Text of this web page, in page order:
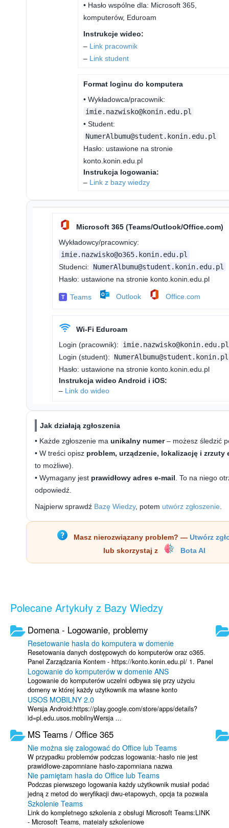
• Hasło wspólne dla: Microsoft 365,
komputerów, Eduroam
Instrukcje wideo:
– Link pracownik
– Link student
Format loginu do komputera
• Wykładowca/pracownik:
imie.nazwisko@konin.edu.pl
• Student:
NumerAlbumu@student.konin.edu.pl
Hasło: ustawione na stronie
konto.konin.edu.pl
Instrukcja logowania:
– Link z bazy wiedzy
Microsoft 365 (Teams/Outlook/Office.com)
Wykładowcy/pracownicy:
imie.nazwisko@o365.konin.edu.pl
Studenci:
NumerAlbumu@student.konin.edu.pl
Hasło: ustawione na stronie konto.konin.edu.pl
T Teams Outlook Office.com
Wi-Fi Eduroam
Login (pracownik):
imie.nazwisko@konin.edu.pl
Login (student):
NumerAlbumu@student.konin.pl
Hasło: ustawione na stronie konto.konin.edu.pl
Instrukcja wideo Android i iOS:
– Link do wideo
Jak działają zgłoszenia
• Każde zgłoszenie ma unikalny numer– możesz śledzić
• W treści opisz problem, urządzenie, lokalizację i zrzuty
to możliwe).
• Wymagany jest prawidłowy adres e-mail . To na niego
odpowiedź.
Najpierw sprawdź Bazę Wiedzy, potem utwórz zgłoszenie
Masz nierozwiązany problem? — Utwórz
lub skorzystaj z
Bota AI
Polecane Artykuły z Bazy Wiedzy
Domena - Logowanie, problemy
Resetowanie hasła do komputera w domenie
Resetowania danych dostępowych do komputerów oraz o365.
Panel Zarządzania Kontem - https://konto.konin.edu.pl/ 1. Panel
Zarządzania Kontem - ...
Logowanie do komputerów w domenie ANS
Logowanie do komputerów uczelni odbywa się przy użyciu
domeny w której każdy użytkownik ma własne konto
użytkownika:Zgodnie z zrzutem ...
USOS MOBILNY 2.0
Wersja Android:https://play.google.com/store/apps/details?
id=pl.edu.usos.mobilnyWersja ...
MS Teams / Office 365
Nie można się zalogować do Office lub Teams
W przypadku problemów podczas logowania:-hasło nie jest
prawidłowe-zapomniane hasło-zapomniana nazwa
użytkownikaLogowanie odbywa się ...
Nie pamiętam hasła do Office lub Teams
Podczas pierwszego logowania każdy użytkownik musiał podać
jedną z metod do weryfikacji dwu-etapowych, opcja ta pozwala
także na samodzielne ...
Szkolenie Teams
Link do kompletnego szkolenia z obsługi Microsoft Teams:LINK
- Microsoft Teams, mateiały szkoleniowe